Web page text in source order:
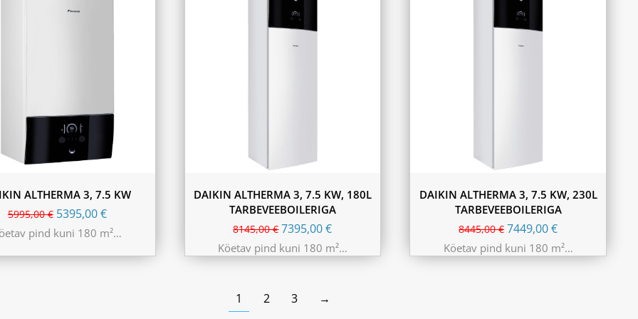
ALTHERMA 3, 7.5 KW
5995,00€ 5395,00€
pind kuni 180 m²…
DAIKIN ALTHERMA 3, 7.5 KW, 180L
TARBEVEEBOILERIGA
8145,00€ 7395,00€
Köetav pind kuni 180 m²…
DAIKIN ALTHERMA 3, 7.5 KW, 230L
TARBEVEEBOILERIGA
8445,00€ 7449,00€
Köetav pind kuni 180 m²…
1 2 3 →